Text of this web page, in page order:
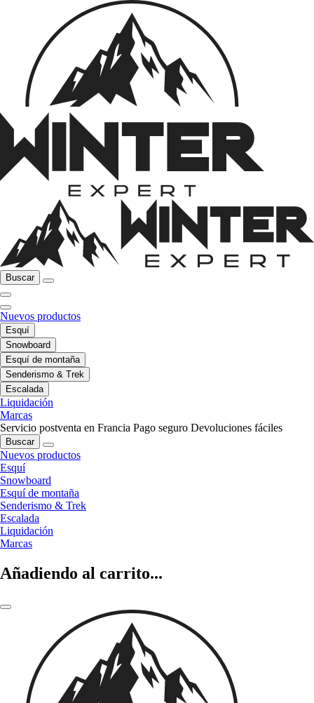
Buscar
Nuevos productos
Esquí
Snowboard
Esquí de montaña
Senderismo & Trek
Escalada
Liquidación
Marcas
Servicio postventa en Francia Pago seguro Devoluciones fáciles
Buscar
Nuevos productos
Esquí
Snowboard
Esquí de montaña
Senderismo & Trek
Escalada
Liquidación
Marcas
Añadiendo al carrito...